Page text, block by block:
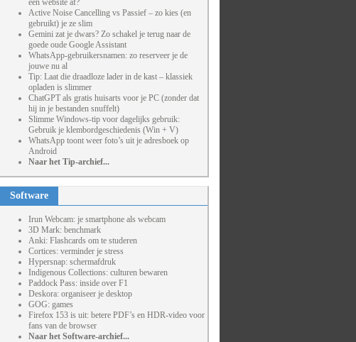
een website af?
Active Noise Cancelling vs Passief – zo kies (en
gebruikt) je ze slim
Gemini zat je dwars? Zo schakel je terug naar de
goede oude Google Assistant
WhatsApp-gebruikersnamen: zo reserveer je de
jouwe nu al
Tip: Laat die draadloze lader in de kast – klassiek
opladen is slimmer
ChatGPT als gratis huisarts voor je PC (zonder dat
hij in je bestanden snuffelt)
Slimme Windows-tip voor dagelijks gebruik:
Gebruik je klembordgeschiedenis (Win + V)
WhatsApp toont weer foto’s uit je adresboek op
Android
Naar het Tip-archief...
Software
Irun Webcam: je smartphone als webcam
3D Mark: benchmark
Anki: Flashcards om te studeren
Cortices: verminder je stress
Hypersnap: schermafdruk
Indigenous Collections: culturen bewaren
Paddock Pass: inside over F1
Deskora: organiseer je desktop
GOG: games
Firefox 153 is uit: betere PDF’s en HDR-video voor
fans van de browser
Naar het Software-archief...